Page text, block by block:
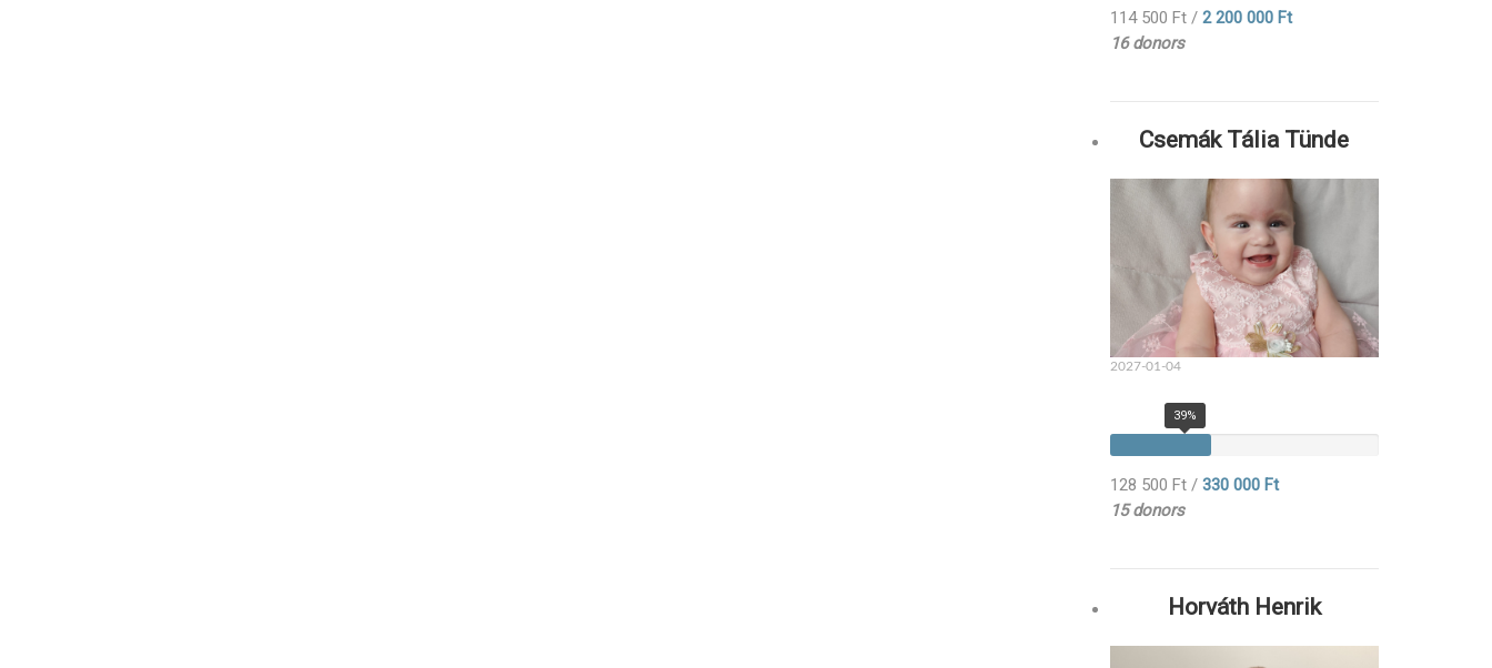
114 500 Ft/ 2 200 000 Ft
16 donors
Csemák Tália Tünde
2027-01-04
39%
128 500 Ft/ 330 000 Ft
15 donors
Horváth Henrik